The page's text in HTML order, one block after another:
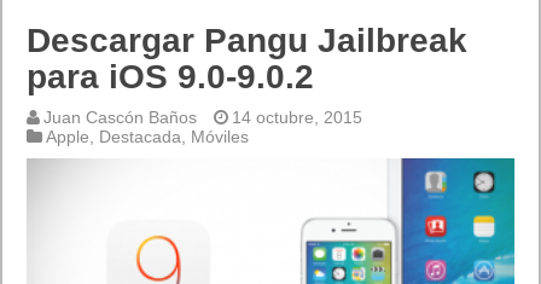
Descargar Pangu Jailbreak
para iOS 9.0-9.0.2
Juan Cascón Baños
14 octubre, 2015
Apple
Destacada Móviles